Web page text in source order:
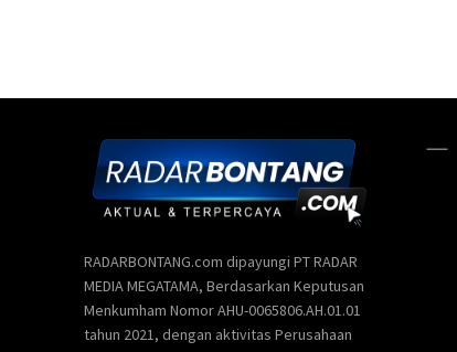
RADARBONTANG.com dipayungi PT RADAR
MEDIA MEGATAMA, Berdasarkan Keputusan
Menkumham Nomor AHU-0065806.AH.01.01
tahun 2021, dengan aktivitas Perusahaan